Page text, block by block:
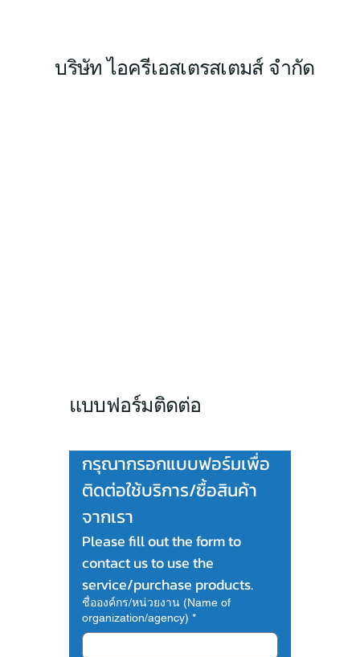
แบบฟอร์มติดต่อ
กรุณากรอกแบบฟอร์มเพื่อ
ติดต่อใช้บริการ/ซื้อสินค้า
Please fill out the form to
contact us to use the
service/purchase products.
ชื่อองค์กร/หน่วยงาน (Name of
organization/agency) *
บริษัท ไอครีเอสเตรสเตมส์ จำกัด